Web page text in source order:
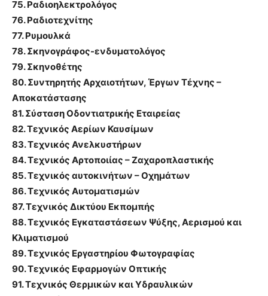
75. Ραδιοηλεκτρολόγος
76. Ραδιοτεχνίτης
77. Ρυμουλκά
78. Σκηνογράφος-ενδυματολόγος
79. Σκηνοθέτης
80. Συντηρητής Αρχαιοτήτων, Έργων Τέχνης –
Αποκατάστασης
81. Σύσταση Οδοντιατρικής Εταιρείας
82. Τεχνικός Αερίων Καυσίμων
83. Τεχνικός Ανελκυστήρων
84. Τεχνικός Αρτοποιίας – Ζαχαροπλαστικής
85. Τεχνικός αυτοκινήτων – Οχημάτων
86. Τεχνικός Αυτοματισμών
87. Τεχνικός Δικτύου Εκπομπής
88. Τεχνικός Εγκαταστάσεων Ψύξης, Αερισμού και
Κλιματισμού
89. Τεχνικός Εργαστηρίου Φωτογραφίας
90. Τεχνικός Εφαρμογών Οπτικής
91. Τεχνικός Θερμικών και Υδραυλικών